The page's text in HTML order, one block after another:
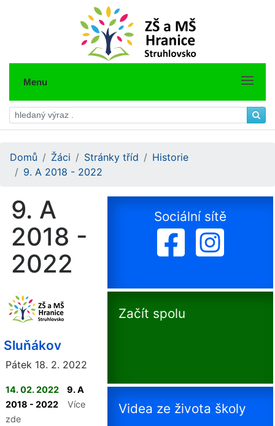
Menu
Domů Žáci Stránky tříd
Historie
9. A 2018 - 2022
9. A
2018 -
2022
Sluňákov
Pátek 18. 2. 2022
14. 02. 2022
9. A
2018 - 2022
Více
zde
Sociální sítě
Začít spolu
Videa ze života školy